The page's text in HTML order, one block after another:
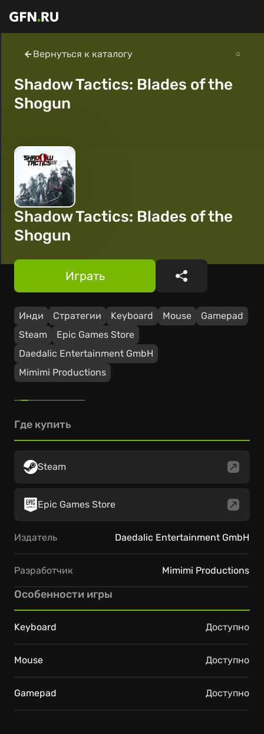
Вернуться к каталогу
Shadow Tactics: Blades of the
Shogun
Shadow Tactics: Blades of the
Shogun
Инди Стратегии Keyboard Mouse
Gamepad
Steam
Epic Games Store
Daedalic Entertainment GmbH
Mimimi Productions
Играть Поделиться
Где купить
Steam
Epic Games Store
Издатель Daedalic Entertainment GmbH
Разработчик Mimimi Productions
Особенности игры
Keyboard Доступно
Mouse Доступно
Gamepad Доступно